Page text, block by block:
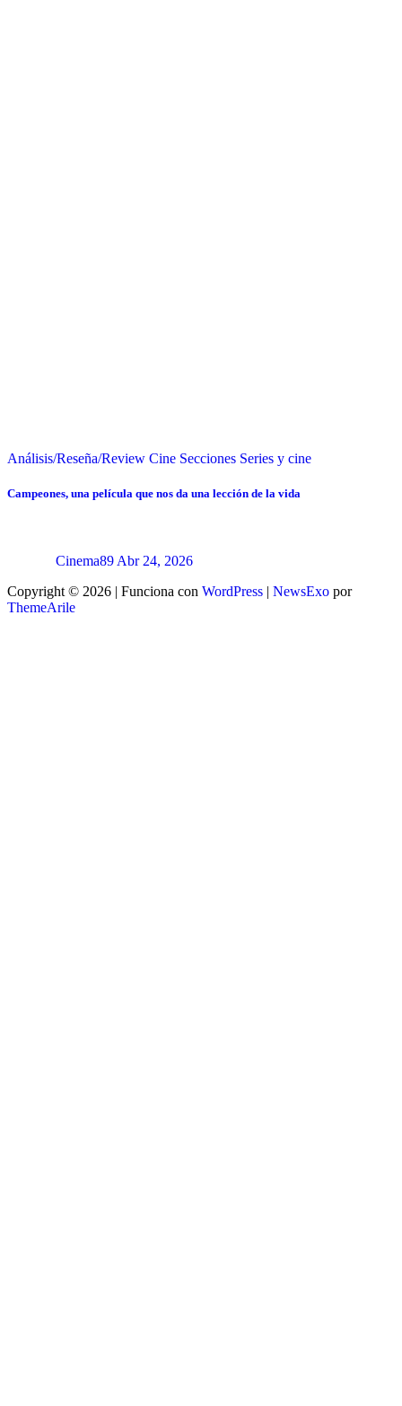
Análisis/Reseña/Review Cine Secciones Series y cine
Campeones, una película que nos da una lección de la vida
Cinema89 Abr 24, 2026
Copyright © 2026 | Funciona con WordPress | NewsExo por
ThemeArile